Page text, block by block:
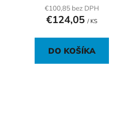
€100,85 bez DPH
€124,05 / KS
DO KOŠÍKA